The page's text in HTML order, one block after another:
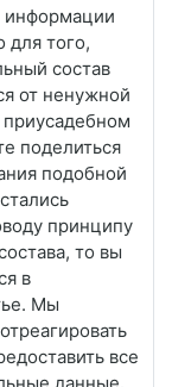
информации
для того,
состав
от ненужной
приусадебном
поделиться
подобной
принципу
то вы
в
Мы
все